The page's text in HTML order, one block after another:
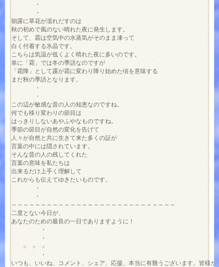
・
・
朝露に草花が濡れだすのは
秋の初めで風のない晴れた夜に発生します。
そして、霜は空気中の水蒸気がそのまま凍って
白く付着する氷晶です。
こちらは気温が低くよく晴れた夜に多いのです。
単に「霜」では冬の季語なのですが
「霜降」として露が霜に変わり降り始めた頃を意味する
まだ秋の季語となります。
・
・
この辺が敏感な昔の人の知恵なのですね。
何でも移り変わりの節目は
はっきりしないあやふやなものですね。
季節の節目が自然の変化を告げて
人々が自然と共に生きて来た多くの証が
言葉の中には隠されています。
そんな昔の人の残してくれた
言葉の意味を私たちは
出来るだけ上手く理解して
これからも伝えてゆきたいものです。
・
・
～～～～～～～～～～～～～～～～～～～～～～～～～～～～
二度とない今日が、
あなたのための最良の一日でありますように！
・
・
☆　☆　☆
・
いつも、いいね、コメント、シェア、応援、本当に有難うございます。皆様